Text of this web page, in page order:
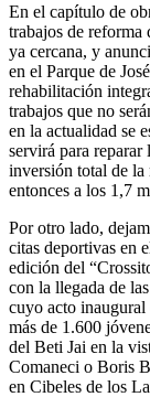
En el capítulo de
trabajos de reforma
ya cercana, y
en el Parque de
rehabilitación
trabajos que no
en la actualidad se
servirá para reparar
inversión total de la
entonces a los 1,7
Por otro lado,
citas deportivas en
edición del
con la llegada de
cuyo acto
más de 1.600
del Beti Jai en la
Comaneci o Boris
en Cibeles de los